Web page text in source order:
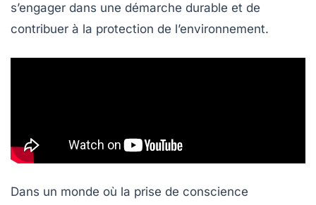
s’engager dans une démarche durable et de
contribuer à la protection de l’environnement.
Dans un monde où la prise de conscience